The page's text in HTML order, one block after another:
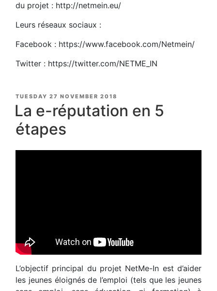
du projet : http://netmein.eu/
Leurs réseaux sociaux :
Facebook : https://www.facebook.com/Netmein/
Twitter : https://twitter.com/NETME_IN
POSTED
ON
TUESDAY 27 NOVEMBER 2018
La e-réputation en 5
étapes
L’objectif principal du projet NetMe-In est d’aider
les jeunes éloignés de l’emploi (tels que les jeunes